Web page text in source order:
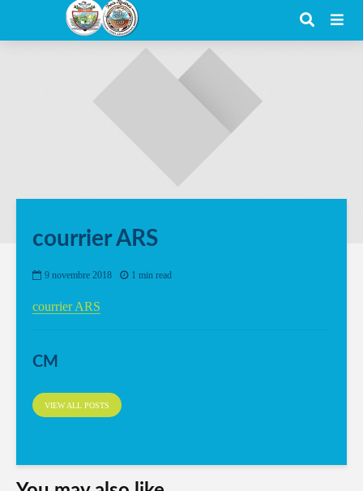
courrier ARS
9 novembre 2018 1 min read
courrier ARS
CM
VIEW ALL POSTS